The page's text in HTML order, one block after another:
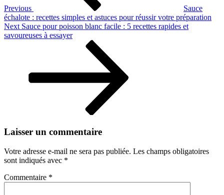
conviviales
pour
Previous
Sauce
échalote : recettes simples et astuces pour réussir votre préparation
Next
Post
Next Sauce pour poisson blanc facile : 5 recettes rapides et
savoureuses à essayer
Laisser un commentaire
Votre adresse e-mail ne sera pas publiée. Les champs obligatoires
sont indiqués avec *
Commentaire *